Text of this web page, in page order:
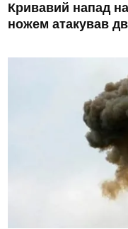
Кривавий напад
ножем атакував